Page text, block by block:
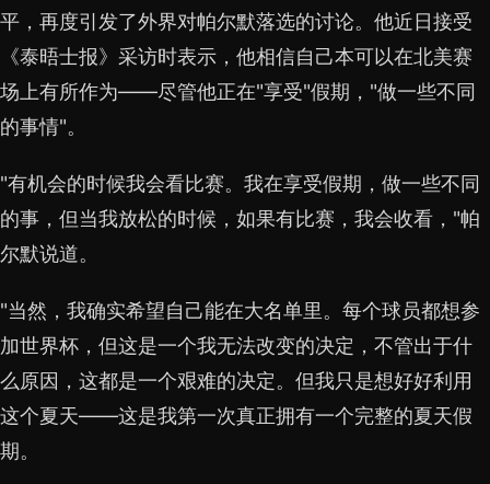
平，再度引发了外界对帕尔默落选的讨论。他近日接受
《泰晤士报》采访时表示，他相信自己本可以在北美赛
场上有所作为——尽管他正在"享受"假期，"做一些不同
的事情"。
"有机会的时候我会看比赛。我在享受假期，做一些不同
的事，但当我放松的时候，如果有比赛，我会收看，"帕
尔默说道。
"当然，我确实希望自己能在大名单里。每个球员都想参
加世界杯，但这是一个我无法改变的决定，不管出于什
么原因，这都是一个艰难的决定。但我只是想好好利用
这个夏天——这是我第一次真正拥有一个完整的夏天假
期。